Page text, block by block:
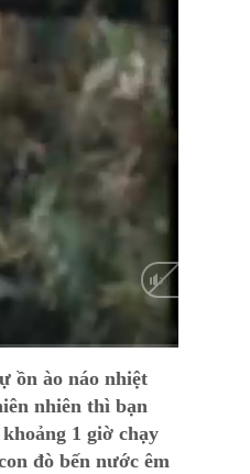
ồn ào náo nhiệt
nhiên thì bạn
1 giờ chạy
đò bến nước êm